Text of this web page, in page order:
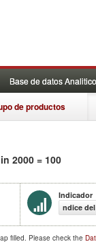
Base de datos
de productos
in 2000 = 100
Indicador
ndice
filled. Please check the